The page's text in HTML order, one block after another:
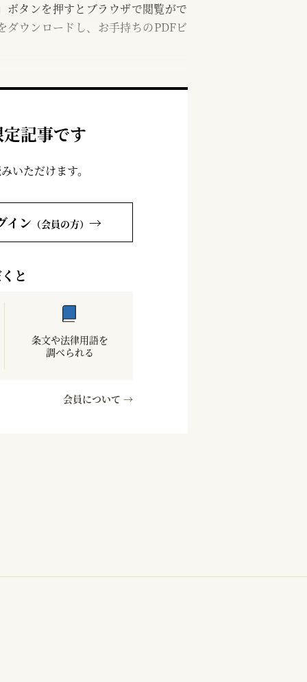
タンを押すとブラウザで閲覧がで
ダウンロードし、お手持ちのPDFビ
記事です
いただけます。
イン （会員の方） →
と
条文や法律用語を
調べられる
会員について →